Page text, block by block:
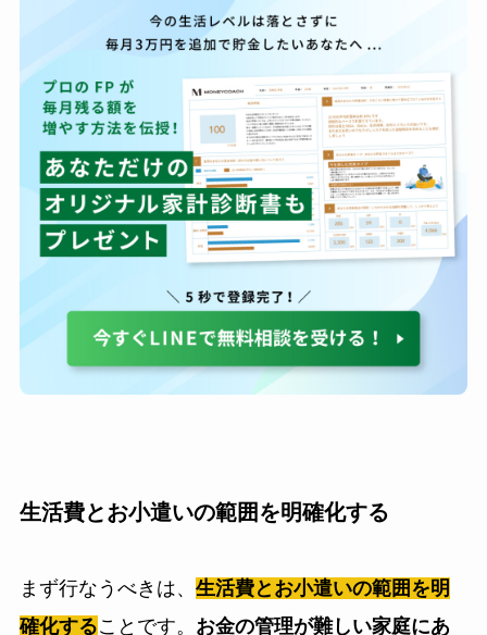
生活費とお小遣いの範囲を明確化する
まず行なうべきは、 生活費とお小遣いの範囲を明
確化することです。 お金の管理が難しい家庭にあ